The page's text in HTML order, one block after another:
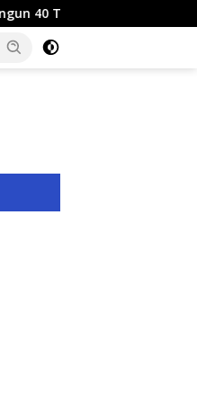
Bor untuk Warga